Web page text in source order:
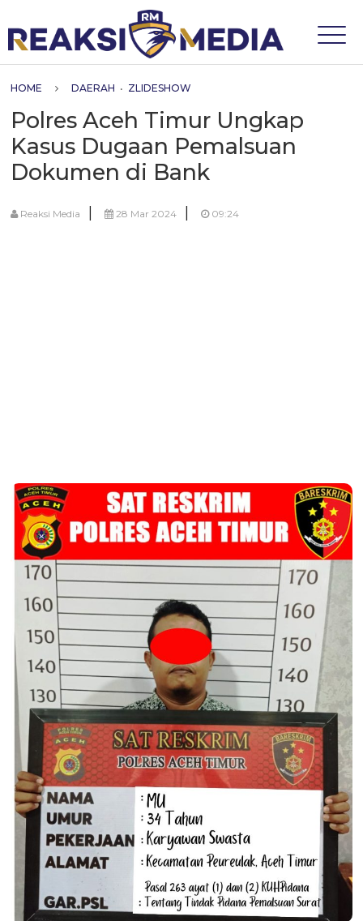
HOME DAERAH • ZLIDESHOW
Polres Aceh Timur Ungkap
Kasus Dugaan Pemalsuan
Dokumen di Bank
Reaksi Media | 28 Mar 2024 | 09:24